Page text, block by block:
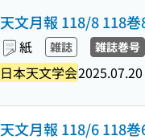
天文月報 118/8 118
紙 雑誌 雑誌巻号
日本天文学会2025.07.20
天文月報 118/6 118